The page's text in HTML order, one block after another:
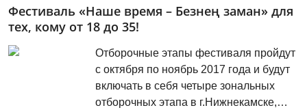
учреждений, молодые семьи, ветераны
и граждане, переселяющиеся из
аварийного жилья, сообщает ИА
«Татар-информ». Дома строятся по
самым современным стандартам.
Квартиры сдают в чистовой отделке,...
Фестиваль «Наше время – Безнең заман» для
тех, кому от 18 до 35!
Отборочные этапы фестиваля пройдут
с октября по ноябрь 2017 года и будут
включать в себя четыре зональных
отборочных этапа в г.Нижнекамске,